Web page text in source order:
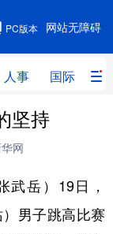
网站无障碍
PC版本
人事 国际 财
教育
体育
坚持
网
岳）19日，
男子跳高比赛